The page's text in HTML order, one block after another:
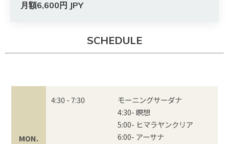
月額6,600円 JPY
SCHEDULE
MON.
4:30 - 7:30
モーニングサーダナ
4:30- 瞑想
5:00- ヒマラヤンクリア
6:00- アーサナ